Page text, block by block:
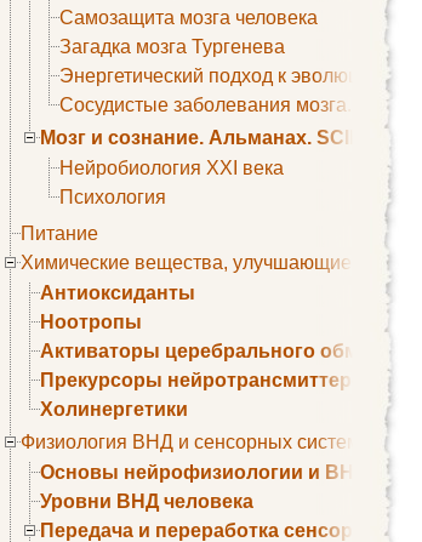
Самозащита мозга человека
Загадка мозга Тургенева
Энергетический подход к эволюции
Сосудистые заболевания мозга. Все
Мозг и сознание. Альманах. SCIENTIFIC
Нейробиология XXI века
Психология
Питание
Химические вещества, улучшающие
Антиоксиданты
Ноотропы
Активаторы церебрального обмена
Прекурсоры нейротрансмиттеров
Холинергетики
Физиология ВНД и сенсорных систем
Основы нейрофизиологии и ВНД
Уровни ВНД человека
Передача и переработка сенсорных